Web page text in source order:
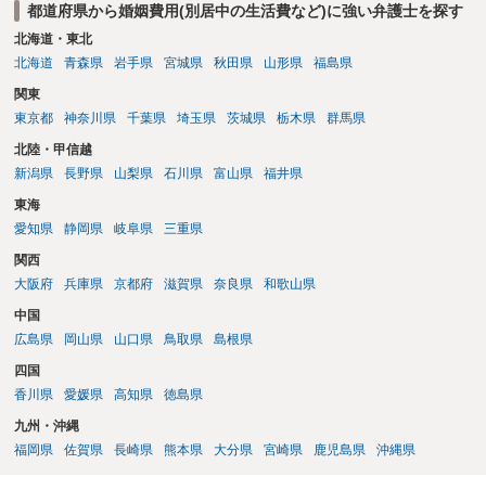
都道府県から婚姻費用(別居中の生活費など)に強い弁護士を探す
北海道・東北
北海道
青森県 岩手県 宮城県 秋田県 山形県 福島県
関東
東京都
神奈川県 千葉県 埼玉県 茨城県 栃木県 群馬県
北陸・甲信越
新潟県
長野県 山梨県 石川県 富山県 福井県
東海
愛知県
静岡県 岐阜県 三重県
関西
大阪府
兵庫県 京都府 滋賀県 奈良県 和歌山県
中国
広島県
岡山県 山口県 鳥取県 島根県
四国
香川県
愛媛県 高知県 徳島県
九州・沖縄
福岡県
佐賀県 長崎県 熊本県 大分県 宮崎県 鹿児島県 沖縄県